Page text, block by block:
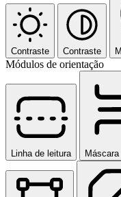
Contraste Contraste
Módulos de orientação
Linha de leitura